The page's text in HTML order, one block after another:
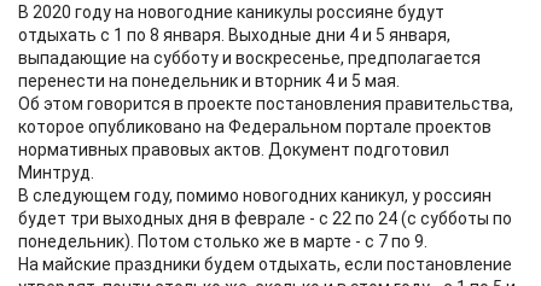
В 2020 году на новогодние каникулы россияне будут
отдыхать с 1 по 8 января. Выходные дни 4 и 5 января,
выпадающие на субботу и воскресенье, предполагается
перенести на понедельник и вторник 4 и 5 мая.
Об этом говорится в проекте постановления правительства,
которое опубликовано на Федеральном портале проектов
нормативных правовых актов. Документ подготовил
Минтруд.
В следующем году, помимо новогодних каникул, у россиян
будет три выходных дня в феврале - с 22 по 24 (с субботы по
понедельник). Потом столько же в марте - с 7 по 9.
На майские праздники будем отдыхать, если постановление